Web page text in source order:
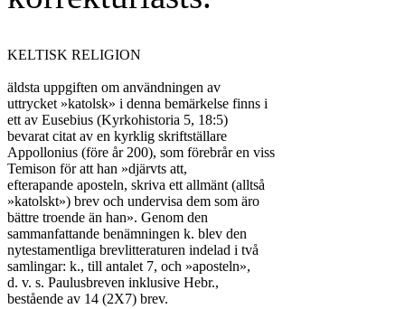
KELTISK RELIGION
äldsta uppgiften om användningen av
uttrycket »katolsk» i denna bemärkelse finns i
ett av Eusebius (Kyrkohistoria 5, 18:5)
bevarat citat av en kyrklig skriftställare
Appollonius (före år 200), som förebrår en viss
Temison för att han »djärvts att,
efterapande aposteln, skriva ett allmänt (alltså
»katolskt») brev och undervisa dem som äro
bättre troende än han». Genom den
sammanfattande benämningen k. blev den
nytestamentliga brevlitteraturen indelad i två
samlingar: k., till antalet 7, och »aposteln»,
d. v. s. Paulusbreven inklusive Hebr.,
bestående av 14 (2X7) brev.